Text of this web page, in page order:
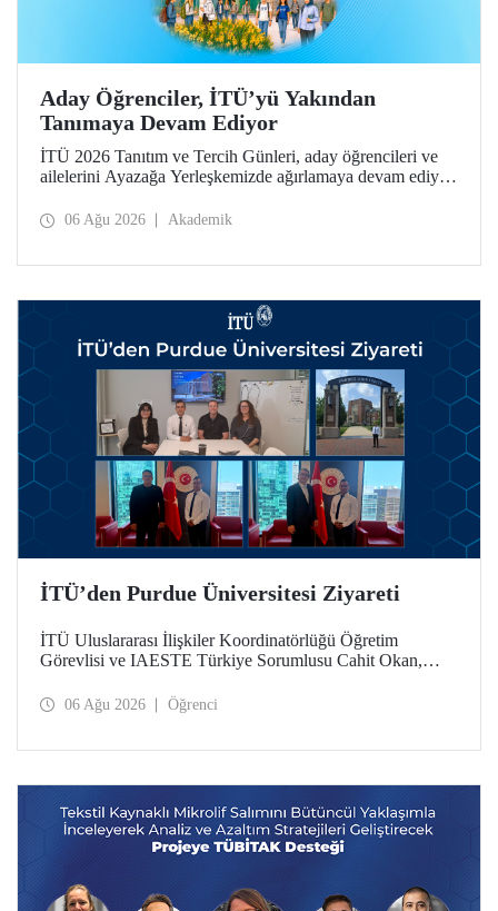
Aday Öğrenciler, İTÜ’yü Yakından
Tanımaya Devam Ediyor
İTÜ 2026 Tanıtım ve Tercih Günleri, aday öğrencileri ve
ailelerini Ayazağa Yerleşkemizde ağırlamaya devam ediyor.
ilgili fakülte ve birimler adaylara bilgi vermeye devam
06 Ağu 2026 Akademik
İTÜ’den Purdue Üniversitesi Ziyareti
İTÜ Uluslararası İlişkiler Koordinatörlüğü Öğretim
Görevlisi ve IAESTE Türkiye Sorumlusu Cahit Okan,
Temmuz tarihlerinde ABD’de dünyanın önde gelen
06 Ağu 2026 Öğrenci